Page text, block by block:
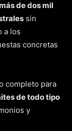
de dos mil
sin
a los
concretas
completo para
de todo tipo
y